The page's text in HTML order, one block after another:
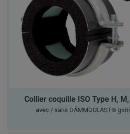
Collier coquille ISO Type H,
avec / sans DÄMMGULAST®